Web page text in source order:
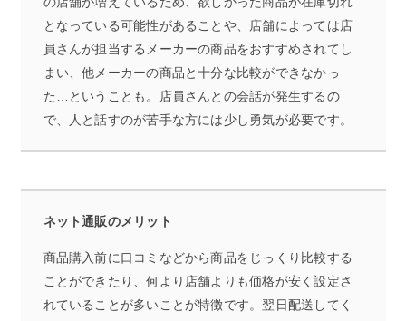
となっている可能性があることや、店舗によっては店
員さんが担当するメーカーの商品をおすすめされてし
まい、他メーカーの商品と十分な比較ができなかっ
た…ということも。店員さんとの会話が発生するの
で、人と話すのが苦手な方には少し勇気が必要です。
ネット通販のメリット
商品購入前に口コミなどから商品をじっくり比較する
ことができたり、何より店舗よりも価格が安く設定さ
れていることが多いことが特徴です。翌日配送してく